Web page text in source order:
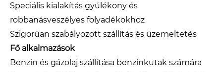
Speciális kialakítás gyúlékony és
robbanásveszélyes folyadékokhoz
Szigorúan szabályozott szállítás és üzemeltetés
Fő alkalmazások
Benzin és gázolaj szállítása benzinkutak számára